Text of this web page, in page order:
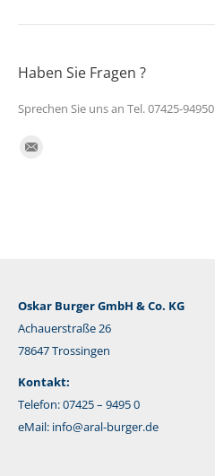
Haben Sie Fragen ?
Sprechen Sie uns an Tel. 07425-94950
Finden Sie uns auf:
Oskar Burger GmbH & Co. KG
Achauerstraße 26
78647 Trossingen
Kontakt:
Telefon: 07425 – 9495 0
eMail: info@aral-burger.de